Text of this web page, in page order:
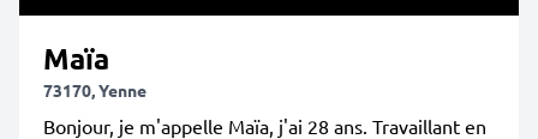
Maïa
73170, Yenne
Bonjour, je m'appelle Maïa, j'ai 28 ans. Travaillant en